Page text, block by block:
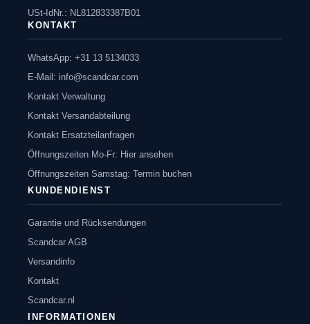
USt-IdNr.: NL812833387B01
KONTAKT
WhatsApp: +31 13 5134033
E-Mail: info@scandcar.com
Kontakt Verwaltung
Kontakt Versandabteilung
Kontakt Ersatzteilanfragen
Öffnungszeiten Mo-Fr: Hier ansehen
Öffnungszeiten Samstag: Termin buchen
KUNDENDIENST
Garantie und Rücksendungen
Scandcar AGB
Versandinfo
Kontakt
Scandcar.nl
INFORMATIONEN